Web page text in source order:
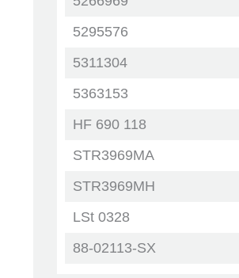
5295576
5311304
5363153
HF 690 118
STR3969MA
STR3969MH
LSt 0328
88-02113-SX